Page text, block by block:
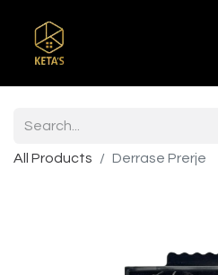
All Products Derrase Prerje